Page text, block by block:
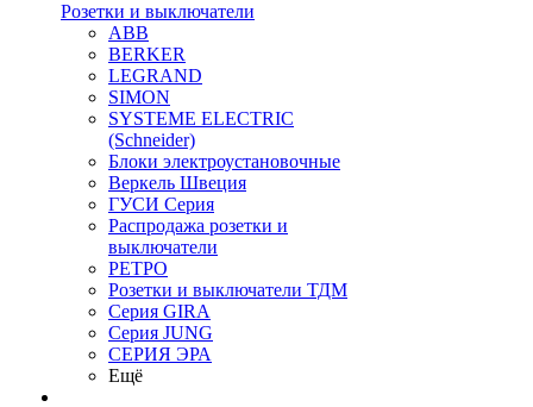
Розетки и выключатели
ABB
BERKER
LEGRAND
SIMON
SYSTEME ELECTRIC
(Schneider)
Блоки электроустановочные
Веркель Швеция
ГУСИ Серия
Распродажа розетки и
выключатели
РЕТРО
Розетки и выключатели ТДМ
Серия GIRA
Серия JUNG
СЕРИЯ ЭРА
Ещё